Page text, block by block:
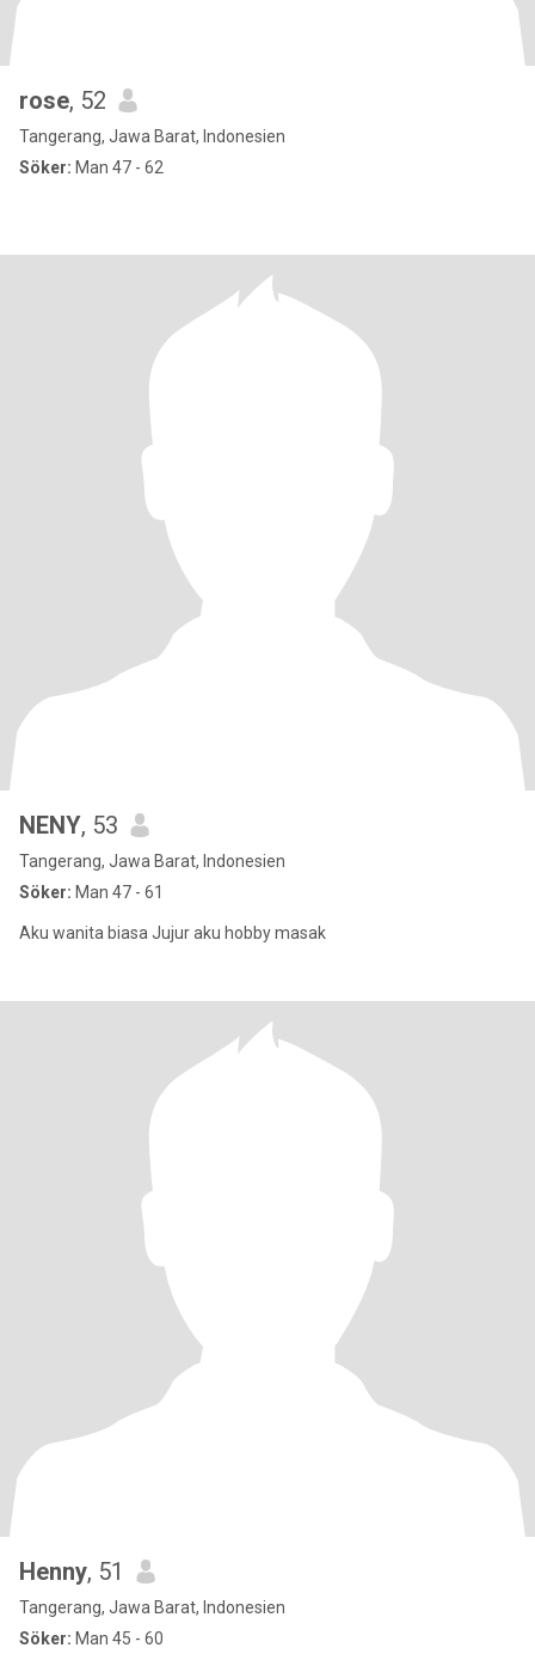
rose, 52
Tangerang, Jawa Barat, Indonesien
Söker: Man 47 - 62
NENY, 53
Tangerang, Jawa Barat, Indonesien
Söker: Man 47 - 61
Aku wanita biasa Jujur aku hobby masak
Henny, 51
Tangerang, Jawa Barat, Indonesien
Söker: Man 45 - 60